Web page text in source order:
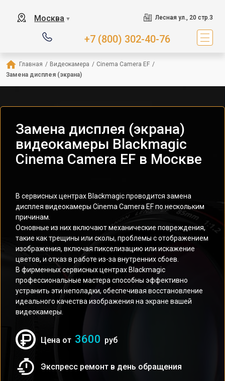
Москва ▼ Лесная ул., 20 стр.3
+7 (800) 302-40-76
Главная / Видеокамера / Cinema Camera EF /
Замена дисплея (экрана)
Замена дисплея (экрана)
видеокамеры Blackmagic
Cinema Camera EF в Москве
В сервисных центрах Blackmagic проводится замена
дисплея видеокамеры Cinema Camera EF по нескольким
причинам.
Основные из них включают механические повреждения,
такие как трещины или сколы, проблемы с отображением
изображения, включая пикселизацию или искажение
цветов, и отказ в работе из-за внутренних сбоев.
В фирменных сервисных центрах Blackmagic
профессиональные мастера способны эффективно
устранить эти неполадки, обеспечивая восстановление
идеального качества изображения на экране вашей
видеокамеры.
Цена от 3600 руб
Экспресс ремонт в день обращения